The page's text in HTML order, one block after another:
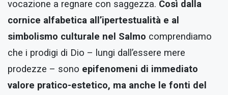
vocazione a regnare con saggezza. Così dalla
cornice alfabetica all’ipertestualità e al
simbolismo culturale nel Salmo comprendiamo
che i prodigi di Dio – lungi dall’essere mere
prodezze – sono epifenomeni di immediato
valore pratico-estetico, ma anche le fonti del